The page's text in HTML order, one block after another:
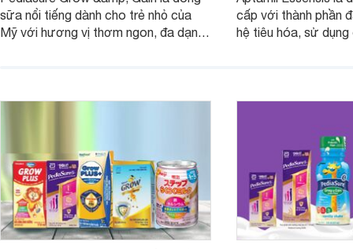
sữa nổi tiếng dành cho trẻ nhỏ của
Mỹ với hương vị thơm ngon, đa dạng
Pediasure Grow &amp; Gain hiện nay
cấp với thành phần
hệ tiêu hóa, sử
cùng Websosanh.vn